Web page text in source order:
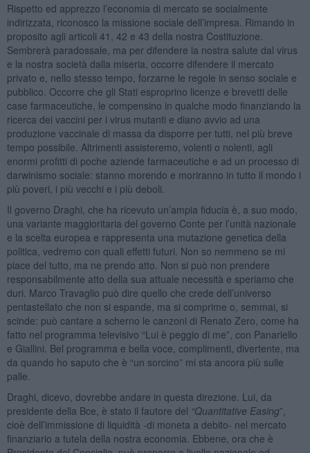
Rispetto ed apprezzo l’economia di mercato se socialmente
indirizzata, riconosco la missione sociale dell’impresa. Rimando in
proposito agli articoli 41, 42 e 43 della nostra Costituzione.
Sembrerà paradossale, ma per difendere la nostra salute dal virus
e la nostra società dalla miseria, occorre difendere il mercato
privato e, nello stesso tempo, forzarne le regole in senso sociale e
pubblico. Occorre che gli Stati esproprino licenze e brevetti delle
case farmaceutiche, le compensino in qualche modo finanziando la
ricerca dei vaccini per i virus mutanti e diano avvio ad una
produzione vaccinale di massa da disporre per tutti, nel più breve
tempo possibile. Altrimenti assisteremo, volenti o nolenti, agli
enormi profitti di poche aziende farmaceutiche e ad un processo di
darwinismo sociale: stanno morendo e moriranno in tutto il mondo i
più poveri, i più vecchi e i più deboli.
Il governo Draghi, che ha ricevuto un’ampia fiducia è, a suo modo,
una variante maggioritaria del governo Conte per l’unità nazionale
e la scelta europea e rappresenta una mutazione genetica della
politica, vedremo con quali effetti futuri. Non so nemmeno se mi
piace del tutto, ma ne prendo atto. Non si può non prendere
responsabilmente atto della sua attuale necessità e speriamo che
duri. Marco Travaglio può dire quello che crede dell’universo
pentastellato che non si espande, ma si comprime o, semmai, si
scinde: può cantare a scherno le canzoni di Renato Zero, come ha
fatto nel programma televisivo “Lui è peggio di me”, con Panariello
e Giallini. Bel programma e bella voce, complimenti, divertente, ma
da quando ho saputo che è “un sorcino” mi sta ancora più sulle
palle.
Draghi, dicevo, dovrebbe andare in questa direzione. Lui, da
presidente della Bce, è stato il fautore del “Quantitative Easing”,
cioè dell’immissione di liquidità -di moneta a debito- nel mercato
finanziario a tutela della nostra economia. Ebbene, ora che è